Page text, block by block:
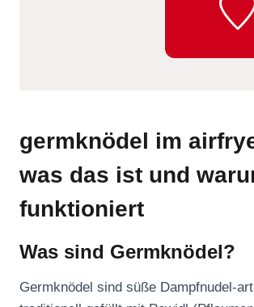
germknödel im
was das ist und
funktioniert
Was sind Germknödel?
Germknödel sind süße Dampfnudel-